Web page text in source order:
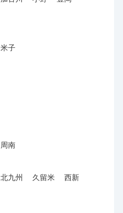
米子
周南
北九州 久留米 西新